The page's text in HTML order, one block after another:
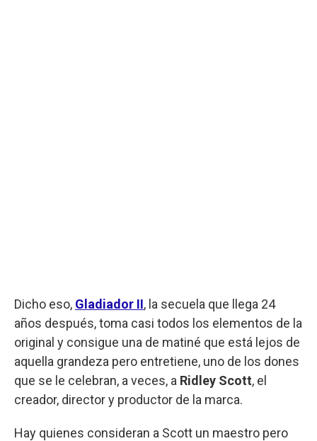
Dicho eso, Gladiador II, la secuela que llega 24
años después, toma casi todos los elementos de la
original y consigue una de matiné que está lejos de
aquella grandeza pero entretiene, uno de los dones
que se le celebran, a veces, a Ridley Scott, el
creador, director y productor de la marca.
Hay quienes consideran a Scott un maestro pero